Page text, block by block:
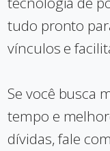
tudo pronto
vínculos e
Se você busca
tempo e
dívidas, fale